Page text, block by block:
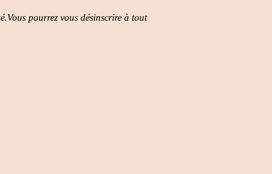
pourrez vous désinscrire à tout